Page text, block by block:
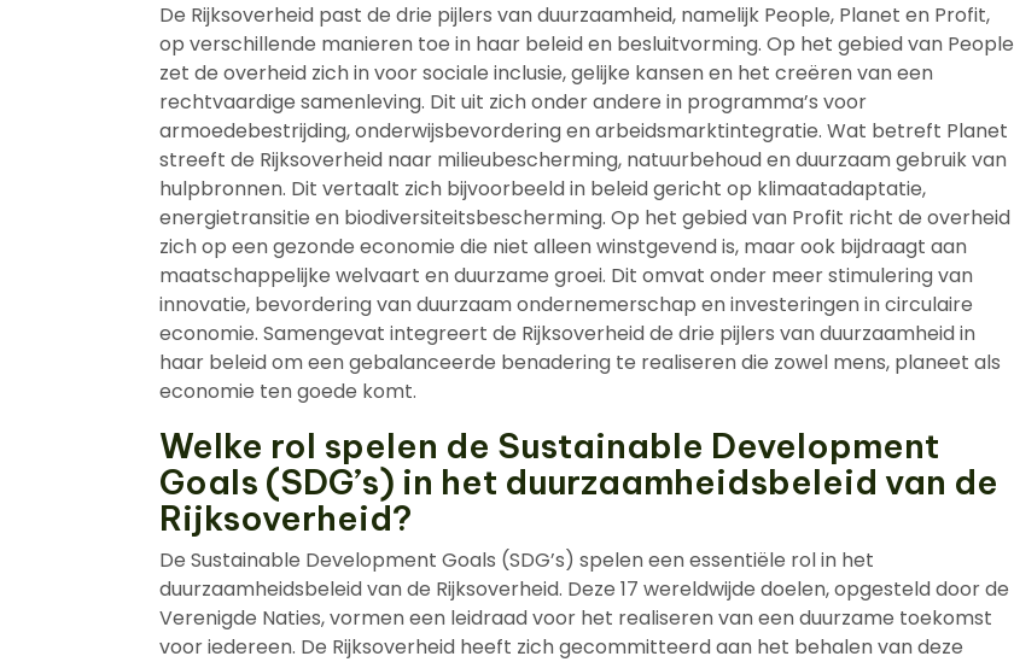
De Rijksoverheid past de drie pijlers van duurzaamheid, namelijk People, Planet en Profit,
op verschillende manieren toe in haar beleid en besluitvorming. Op het gebied van People
zet de overheid zich in voor sociale inclusie, gelijke kansen en het creëren van een
rechtvaardige samenleving. Dit uit zich onder andere in programma’s voor
armoedebestrijding, onderwijsbevordering en arbeidsmarktintegratie. Wat betreft Planet
streeft de Rijksoverheid naar milieubescherming, natuurbehoud en duurzaam gebruik van
hulpbronnen. Dit vertaalt zich bijvoorbeeld in beleid gericht op klimaatadaptatie,
energietransitie en biodiversiteitsbescherming. Op het gebied van Profit richt de overheid
zich op een gezonde economie die niet alleen winstgevend is, maar ook bijdraagt aan
maatschappelijke welvaart en duurzame groei. Dit omvat onder meer stimulering van
innovatie, bevordering van duurzaam ondernemerschap en investeringen in circulaire
economie. Samengevat integreert de Rijksoverheid de drie pijlers van duurzaamheid in
haar beleid om een gebalanceerde benadering te realiseren die zowel mens, planeet als
economie ten goede komt.
Welke rol spelen de Sustainable Development
Goals (SDG’s) in het duurzaamheidsbeleid van de
Rijksoverheid?
De Sustainable Development Goals (SDG’s) spelen een essentiële rol in het
duurzaamheidsbeleid van de Rijksoverheid. Deze 17 wereldwijde doelen, opgesteld door de
Verenigde Naties, vormen een leidraad voor het realiseren van een duurzame toekomst
voor iedereen. De Rijksoverheid heeft zich gecommitteerd aan het behalen van deze